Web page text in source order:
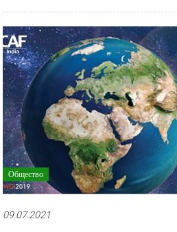
Общество
09.07.2021